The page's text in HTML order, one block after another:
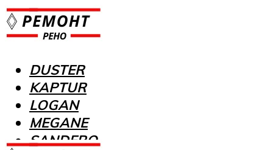
DUSTER
KAPTUR
LOGAN
MEGANE
SANDERO